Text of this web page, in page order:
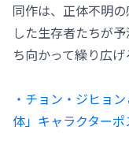
同作は、正体不明
した生存者たちが
ち向かって繰り広げ
・チョン・ジヒョ
体」キャラクター